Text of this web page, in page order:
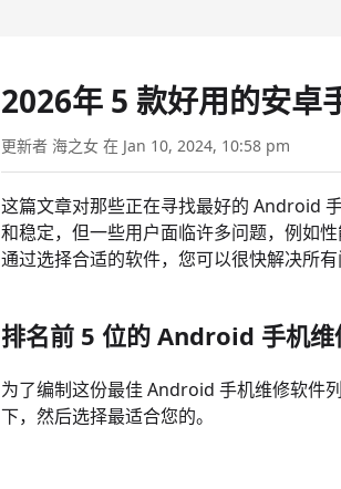
2026年 5 款好用的安卓
更新者 海之女 在 Jan 10, 2024, 10:58 pm
这篇文章对那些正在寻找最好的 Android
和稳定，但一些用户面临许多问题，例如性
通过选择合适的软件，您可以很快解决所有
排名前 5 位的 Android 手机维
为了编制这份最佳 Android 手机维修软件
下，然后选择最适合您的。